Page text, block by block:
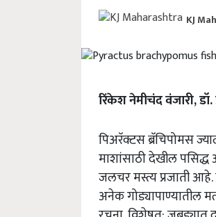
KJ
रिंकेश नेमीचंद वंजारी,
पिअरॅक्टस ब्रॅचिपोमस
माशांसाठी देखील पसिद्ध
जलचर मस्त्य प्रजाती आहे.
अनेक गोड्यापाण्यातील